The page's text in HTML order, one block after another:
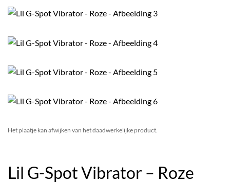
Het plaatje kan afwijken van het daadwerkelijke product.
Lil G-Spot Vibrator – Roze